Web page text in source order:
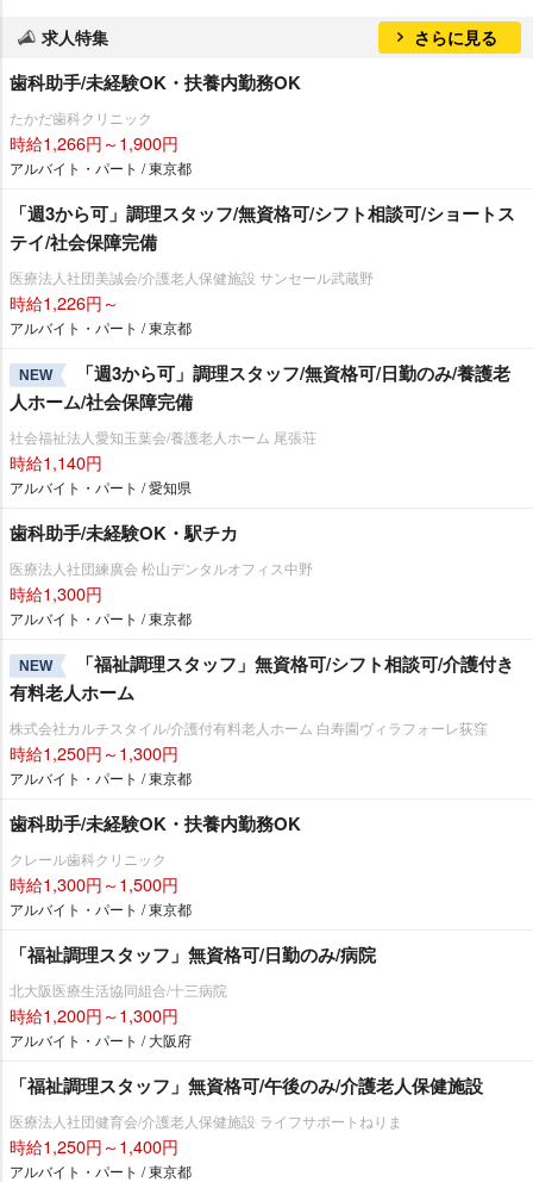
求人特集 さらに見る
歯科助手/未経験OK・扶養内勤務OK
たかだ歯科クリニック
時給1,266円～1,900円
アルバイト・パート / 東京都
「週3から可」調理スタッフ/無資格可/シフト相談可/ショートス
テイ/社会保障完備
医療法人社団美誠会/介護老人保健施設 サンセール武蔵野
時給1,226円～
アルバイト・パート / 東京都
NEW
「週3から可」調理スタッフ/無資格可/日勤のみ/養護老
人ホーム/社会保障完備
社会福祉法人愛知玉葉会/養護老人ホーム 尾張荘
時給1,140円
アルバイト・パート / 愛知県
歯科助手/未経験OK・駅チカ
医療法人社団練廣会 松山デンタルオフィス中野
時給1,300円
アルバイト・パート / 東京都
NEW
「福祉調理スタッフ」無資格可/シフト相談可/介護付き
有料老人ホーム
株式会社カルチスタイル/介護付有料老人ホーム 白寿園ヴィラフォーレ荻窪
時給1,250円～1,300円
アルバイト・パート / 東京都
歯科助手/未経験OK・扶養内勤務OK
クレール歯科クリニック
時給1,300円～1,500円
アルバイト・パート / 東京都
「福祉調理スタッフ」無資格可/日勤のみ/病院
北大阪医療生活協同組合/十三病院
時給1,200円～1,300円
アルバイト・パート / 大阪府
「福祉調理スタッフ」無資格可/午後のみ/介護老人保健施設
医療法人社団健育会/介護老人保健施設 ライフサポートねりま
時給1,250円～1,400円
アルバイト・パート / 東京都